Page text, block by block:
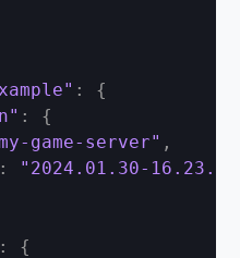
:
{
:
{
game-server" ,
:
"2024.01.30-
:
{